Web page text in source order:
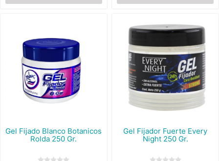
Gel Fijado Blanco Botanicos
Rolda 250 Gr.
Gel Fijador Fuerte Every
Night 250 Gr.